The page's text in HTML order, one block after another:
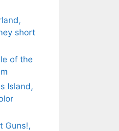
short
of the
Island,
Guns!,